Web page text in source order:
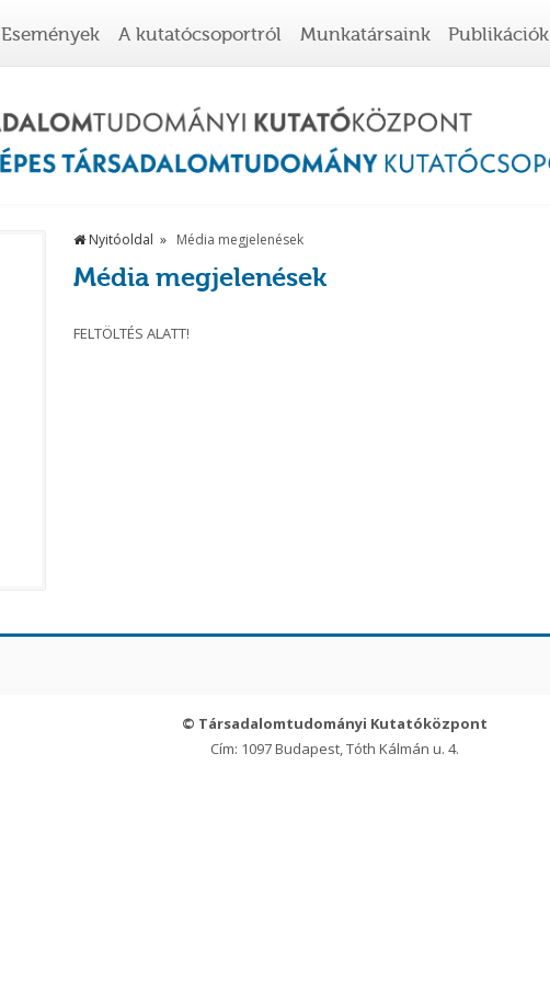
Események A kutatócsoportról Munkatársaink Publikációk
Nyitóoldal Média megjelenések
Média megjelenések
FELTÖLTÉS ALATT!
© Társadalomtudományi Kutatóközpont
Cím: 1097 Budapest, Tóth Kálmán u. 4.